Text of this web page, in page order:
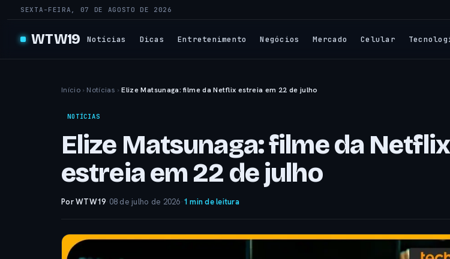
SEXTA-FEIRA, 07 DE AGOSTO DE 2026
WTW19 Notícias Dicas Entretenimento Negócios Mercado Celular
Início › Notícias › Elize Matsunaga: filme da Netflix estreia em 22 de julho
NOTÍCIAS
Elize Matsunaga: filme da Netflix
estreia em 22 de julho
Por WTW19· 08 de julho de 2026·1 min de leitura